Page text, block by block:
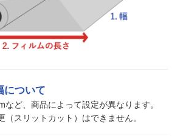
について
ど、商品によって設定が異なります。
スリットカット）はできません。